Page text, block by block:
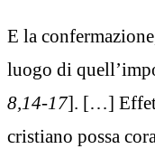
E la
luogo di
8,14-17]. […]
cristiano possa